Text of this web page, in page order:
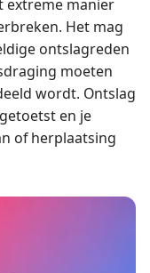
extreme manier
Het mag
ontslagreden
moeten
wordt. Ontslag
en je
of herplaatsing